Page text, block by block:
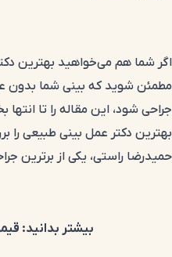
اگر شما هم می‌خواهید بهترین
مطمئن شوید که بینی شما بدون
جراحی شود، این مقاله را تا انتها
بهترین دکتر عمل بینی طبیعی را
حمیدرضا راستی، یکی از برترین
بیشتر بدانید: